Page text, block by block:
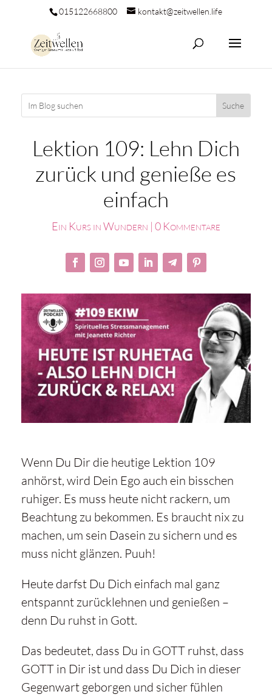
015122668800 kontakt@zeitwellen.life
Lektion 109: Lehn Dich
zurück und genieße es
einfach
Ein Kurs in Wundern | 0 Kommentare
Wenn Du Dir die heutige Lektion 109
anhörst, wird Dein Ego auch ein bisschen
ruhiger. Es muss heute nicht rackern, um
Beachtung zu bekommen. Es braucht nix zu
machen, um sein Dasein zu sichern und es
muss nicht glänzen. Puuh!
Heute darfst Du Dich einfach mal ganz
entspannt zurücklehnen und genießen –
denn Du ruhst in Gott.
Das bedeutet, dass Du in GOTT ruhst, dass
GOTT in Dir ist und dass Du Dich in dieser
Gegenwart geborgen und sicher fühlen